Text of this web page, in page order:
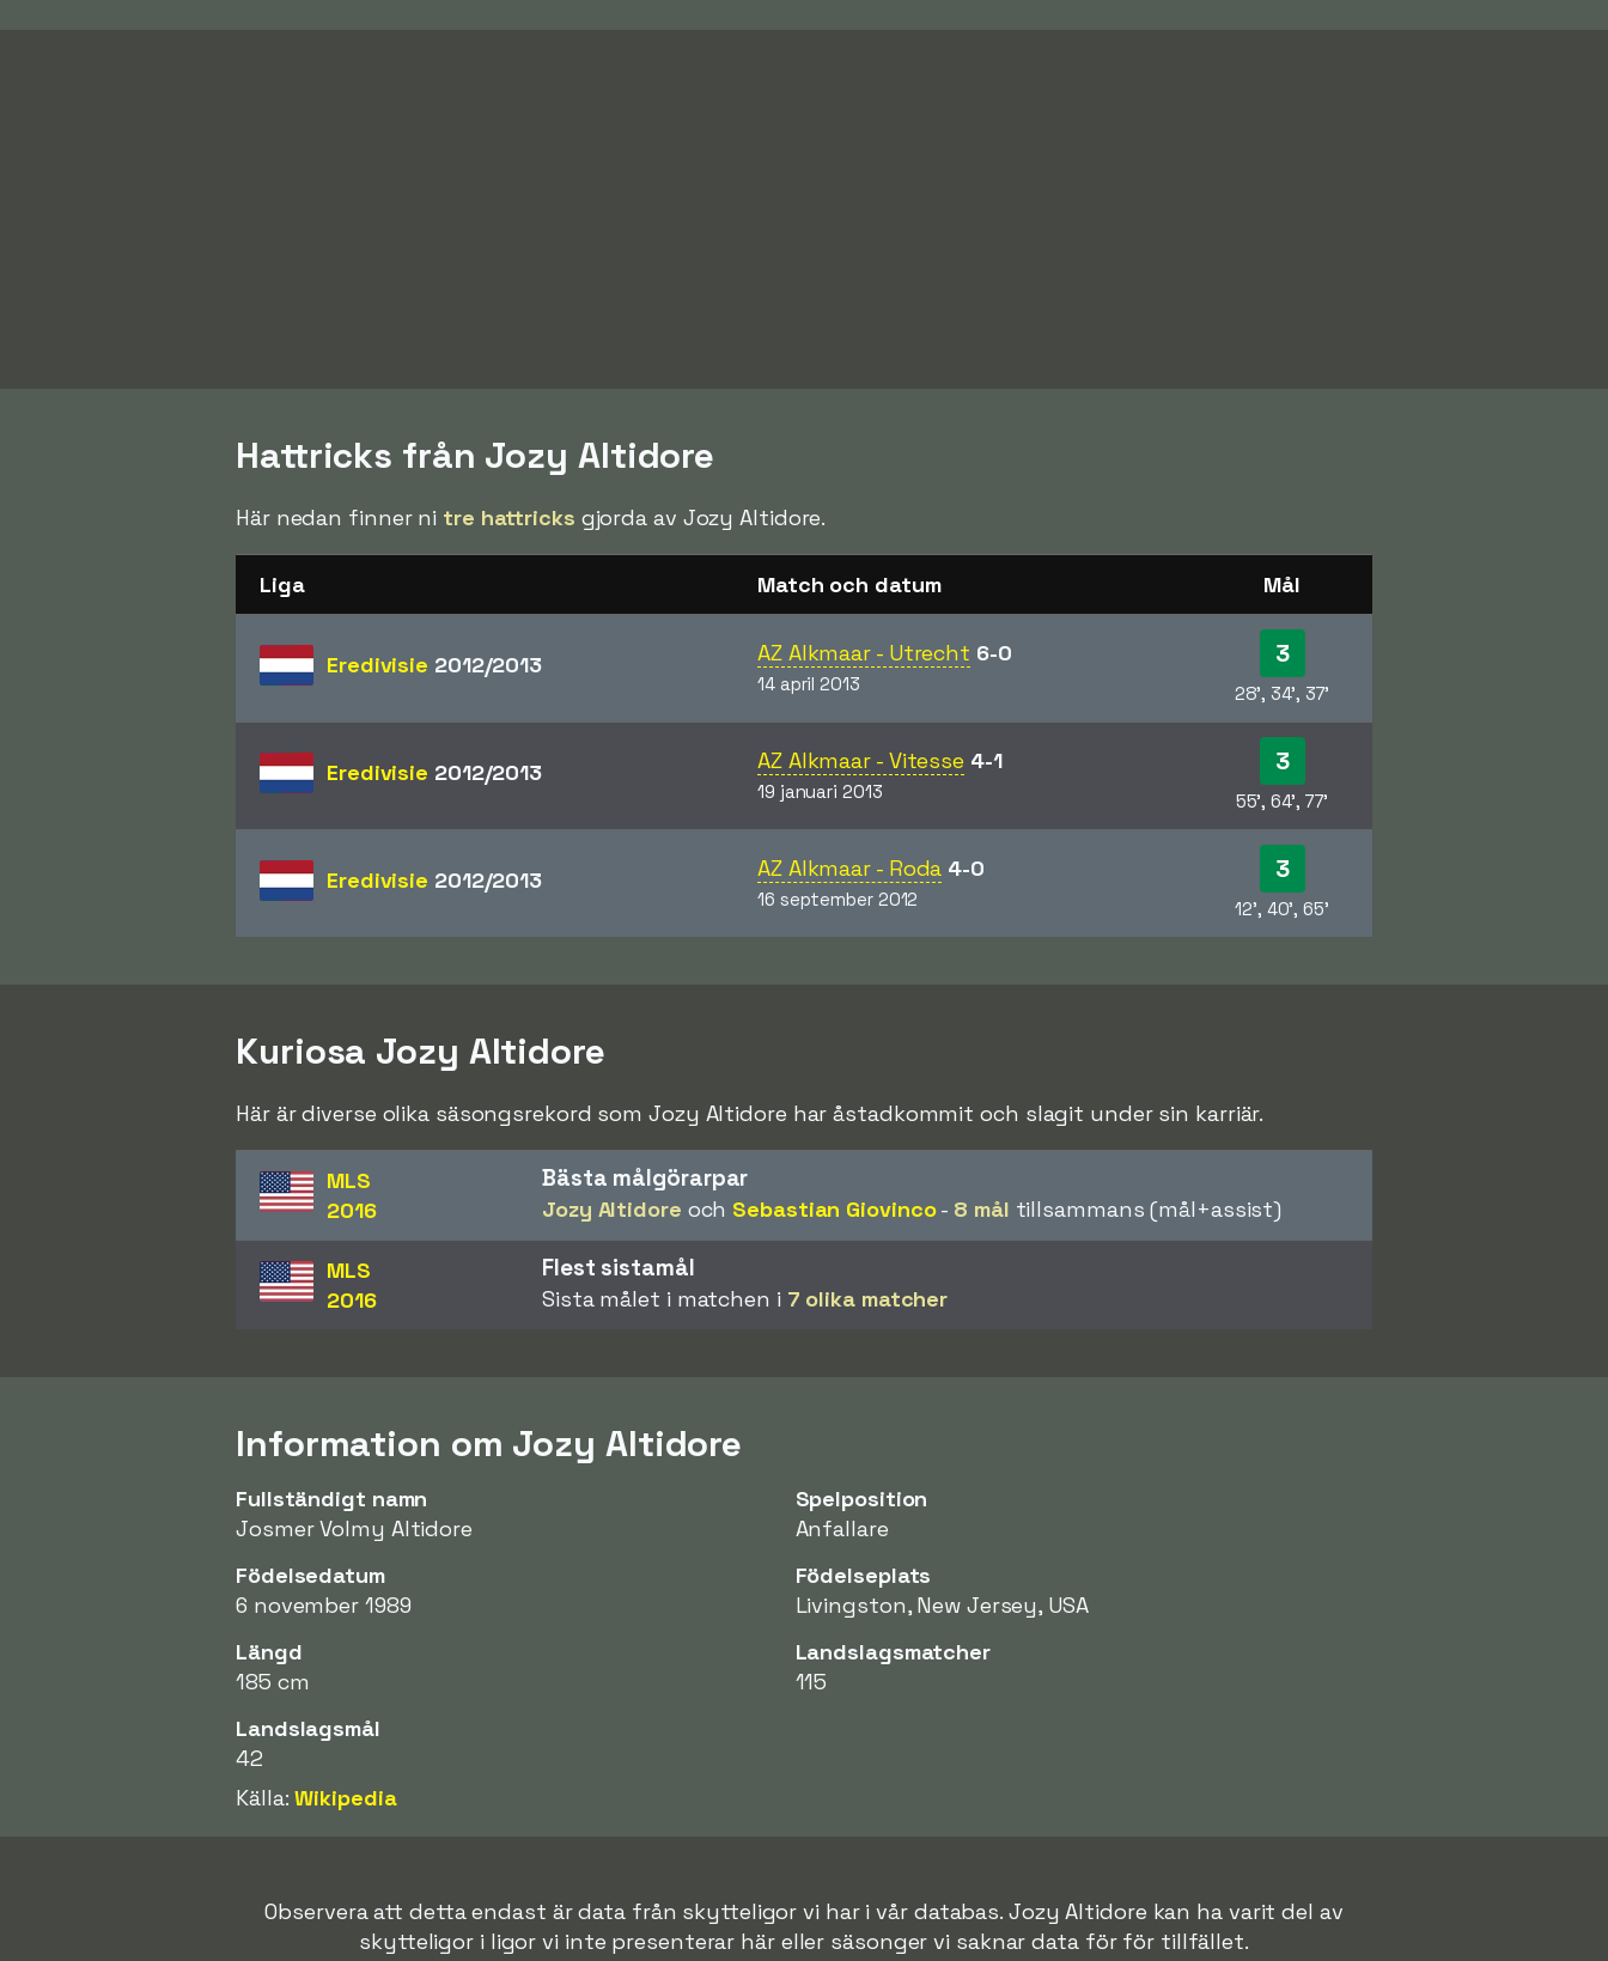
Hattricks från Jozy Altidore
Här nedan finner ni tre hattricks gjorda av Jozy Altidore.
Liga Match och datum Mål
Eredivisie 2012/2013 AZ Alkmaar - Utrecht 6-0
14 april 2013
3
28', 34', 37'
Eredivisie 2012/2013 AZ Alkmaar - Vitesse 4-1
19 januari 2013
3
55', 64', 77'
Eredivisie 2012/2013 AZ Alkmaar - Roda 4-0
16 september 2012
3
12', 40', 65'
Kuriosa Jozy Altidore
Här är diverse olika säsongsrekord som Jozy Altidore har åstadkommit och slagit under sin karriär.
MLS
2016
Bästa målgörarpar
Jozy Altidore och Sebastian Giovinco- 8 mål tillsammans (mål+assist)
MLS
2016
Flest sistamål
Sista målet i matchen i 7 olika matcher
Information om Jozy Altidore
Fullständigt namn
Josmer Volmy Altidore
Spelposition
Anfallare
Födelsedatum
6 november 1989
Födelseplats
Livingston, New Jersey, USA
Längd
185 cm
Landslagsmatcher
115
Landslagsmål
42
Källa:Wikipedia
Observera att detta endast är data från skytteligor vi har i vår databas. Jozy Altidore kan ha varit del av
skytteligor i ligor vi inte presenterar här eller säsonger vi saknar data för för tillfället.